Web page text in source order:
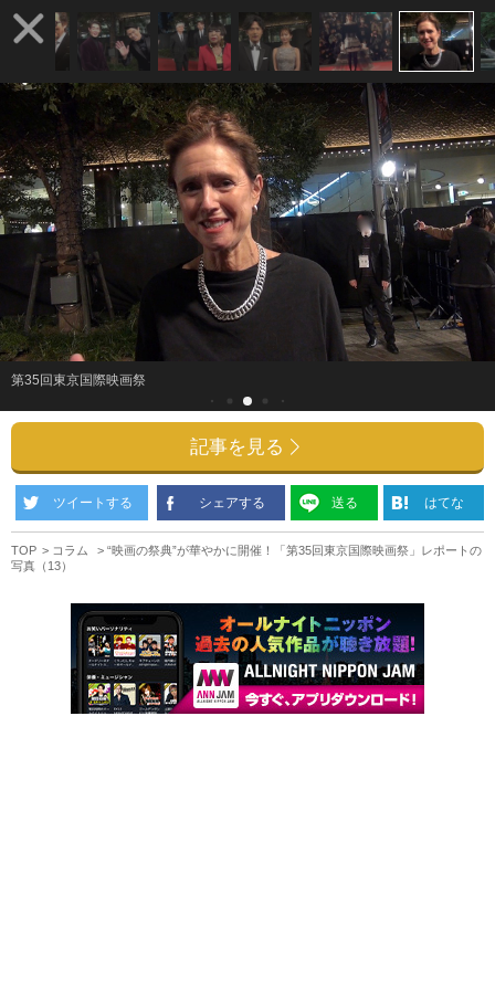
第35回東京国際映画祭
記事を見る
ツイートする シェアする 送る はてな
TOP コラム
“映画の祭典”が華やかに開催！「第35回東京国際映画祭」レポートの
写真（13）